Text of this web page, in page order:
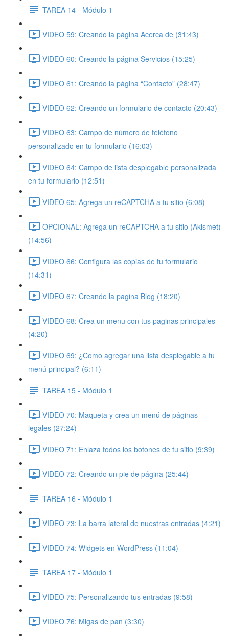
TAREA 14 - Módulo 1
VIDEO 59: Creando la página Acerca de (31:43)
VIDEO 60: Creando la página Servicios (15:25)
VIDEO 61: Creando la página “Contacto” (28:47)
VIDEO 62: Creando un formulario de contacto (20:43)
VIDEO 63: Campo de número de teléfono
personalizado en tu formulario (16:03)
VIDEO 64: Campo de lista desplegable personalizada
en tu formulario (12:51)
VIDEO 65: Agrega un reCAPTCHA a tu sitio (6:08)
OPCIONAL: Agrega un reCAPTCHA a tu sitio (Akismet)
(14:56)
VIDEO 66: Configura las copias de tu formulario
(14:31)
VIDEO 67: Creando la pagina Blog (18:20)
VIDEO 68: Crea un menu con tus paginas principales
(4:20)
VIDEO 69: ¿Como agregar una lista desplegable a tu
menú principal? (6:11)
TAREA 15 - Módulo 1
VIDEO 70: Maqueta y crea un menú de páginas
legales (27:24)
VIDEO 71: Enlaza todos los botones de tu sitio (9:39)
VIDEO 72: Creando un pie de página (25:44)
TAREA 16 - Módulo 1
VIDEO 73: La barra lateral de nuestras entradas (4:21)
VIDEO 74: Widgets en WordPress (11:04)
TAREA 17 - Módulo 1
VIDEO 75: Personalizando tus entradas (9:58)
VIDEO 76: Migas de pan (3:30)